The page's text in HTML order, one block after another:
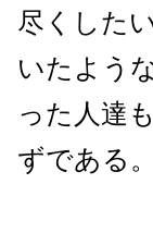
尽くした
いたよう
った人達
ずである。